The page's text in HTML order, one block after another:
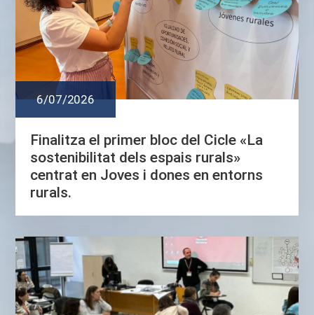
6/07/2026
Finalitza el primer bloc del Cicle «La
sostenibilitat dels espais rurals»
centrat en Joves i dones en entorns
rurals.